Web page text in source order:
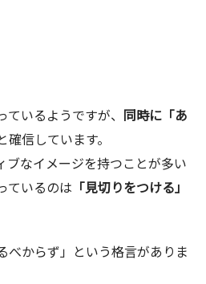
ているようですが、
同時に「あ
確信しています。
ブなイメージを持つことが多い
ているのは 「見切りをつける」
べからず」という格言がありま